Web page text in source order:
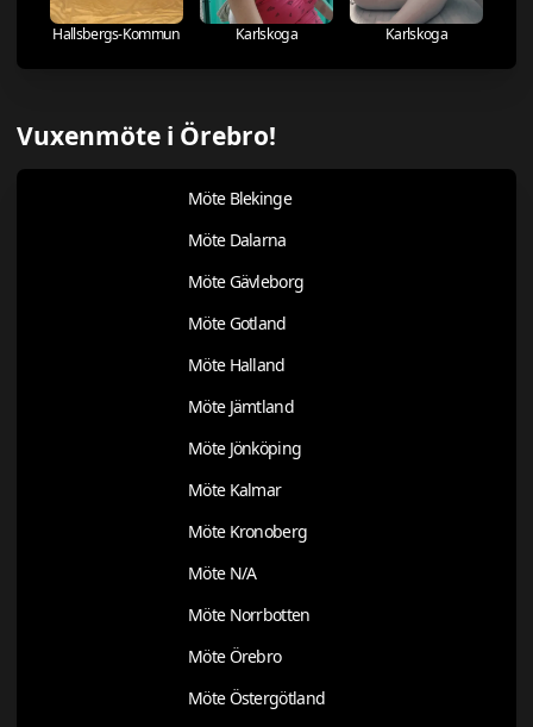
Hallsbergs-Kommun Karlskoga Karlskoga
Vuxenmöte i Örebro!
Möte Blekinge
Möte Dalarna
Möte Gävleborg
Möte Gotland
Möte Halland
Möte Jämtland
Möte Jönköping
Möte Kalmar
Möte Kronoberg
Möte N/A
Möte Norrbotten
Möte Örebro
Möte Östergötland